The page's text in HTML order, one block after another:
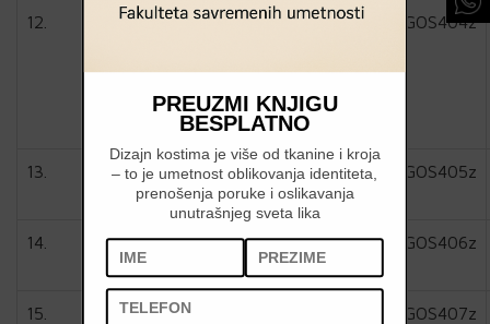
12. 1AGOS404z
13. 1AGOS405z
14. 1AGOS406z
15. 1AGOS407z
PREUZMI KNJIGU
BESPLATNO
Dizajn kostima je više od tkanine i kroja
– to je umetnost oblikovanja identiteta,
prenošenja poruke i oslikavanja
unutrašnjeg sveta lika